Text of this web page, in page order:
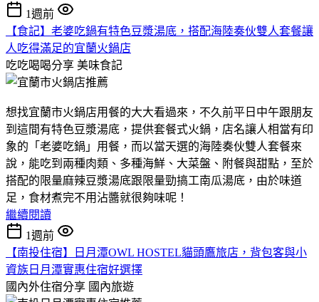
1週前
【食記】老婆吃鍋有特色豆漿湯底，搭配海陸奏伙雙人套餐讓
人吃得滿足的宜蘭火鍋店
吃吃喝喝分享 美味食記
想找宜蘭市火鍋店用餐的大大看過來，不久前平日中午跟朋友
到這間有特色豆漿湯底，提供套餐式火鍋，店名讓人相當有印
象的「老婆吃鍋」用餐，而以當天選的海陸奏伙雙人套餐來
說，能吃到兩種肉類、多種海鮮、大菜盤、附餐與甜點，至於
搭配的限量麻辣豆漿湯底跟限量勁搞工南瓜湯底，由於味道
足，食材煮完不用沾醬就很夠味呢！
繼續閱讀
1週前
【南投住宿】日月潭OWL HOSTEL貓頭鷹旅店，背包客與小
資族日月潭實惠住宿好選擇
國內外住宿分享 國內旅遊